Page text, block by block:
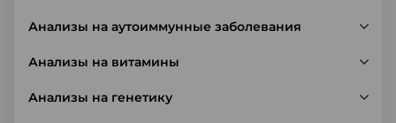
Анализы на аутоиммунные заболевания
Анализы на витамины
Анализы на генетику